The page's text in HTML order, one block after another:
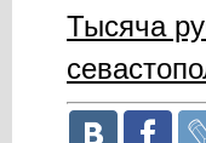
Тысяча